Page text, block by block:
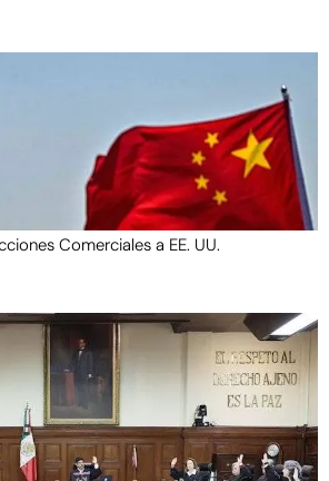
Comerciales a EE. UU.